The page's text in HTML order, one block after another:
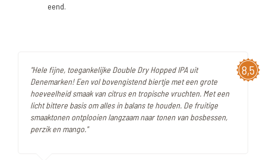
eend.
8,5
"Hele fijne, toegankelijke Double Dry Hopped IPA uit
Denemarken! Een vol bovengistend biertje met een grote
hoeveelheid smaak van citrus en tropische vruchten. Met een
licht bittere basis om alles in balans te houden. De fruitige
smaaktonen ontplooien langzaam naar tonen van bosbessen,
perzik en mango."